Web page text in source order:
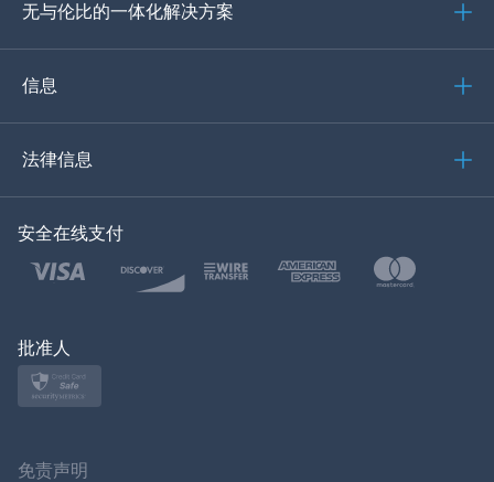
土耳其语
波兰文
无与伦比的一体化解决方案
信息
法律信息
安全在线支付
批准人
免责声明